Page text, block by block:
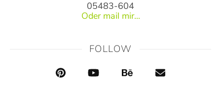
05483-604
Oder mail mir...
FOLLOW